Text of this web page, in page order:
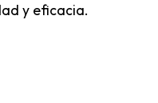
y eficacia.